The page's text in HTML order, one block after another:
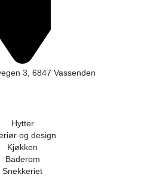
3, 6847 Vassenden
Hytter
og design
Kjøkken
Baderom
Snekkeriet